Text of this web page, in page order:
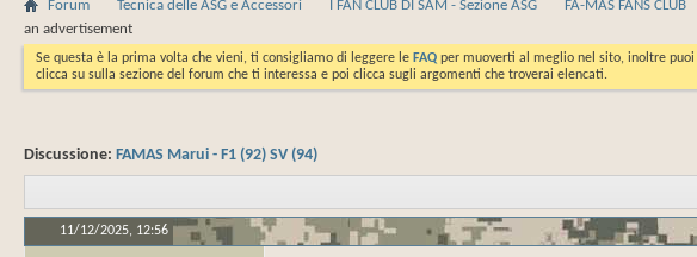
Forum Tecnica delle ASG e Accessori I FAN CLUB DI SAM - Sezione ASG FA-MAS FANS CLUB
an advertisement
Se questa è la prima volta che vieni, ti consigliamo di leggere le FAQ per muoverti al meglio nel sito, inoltre puoi
clicca su sulla sezione del forum che ti interessa e poi clicca sugli argomenti che troverai elencati.
Discussione: FAMAS Marui - F1 (92) SV (94)
11/12/2025, 12:56